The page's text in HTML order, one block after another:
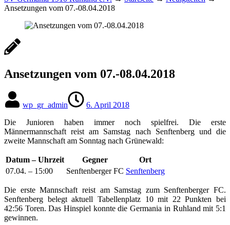
Ansetzungen vom 07.-08.04.2018
Ansetzungen vom 07.-08.04.2018
wp_gr_admin
6. April 2018
Die Junioren haben immer noch spielfrei. Die erste
Männermannschaft reist am Samstag nach Senftenberg und die
zweite Mannschaft am Sonntag nach Grünewald:
Datum – Uhrzeit Gegner
Ort
07.04. – 15:00
Senftenberger FC Senftenberg
Die erste Mannschaft reist am Samstag zum Senftenberger FC.
Senftenberg belegt aktuell Tabellenplatz 10 mit 22 Punkten bei
42:56 Toren. Das Hinspiel konnte die Germania in Ruhland mit 5:1
gewinnen.